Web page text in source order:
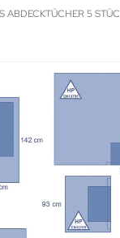
ABDECKTÜCHER 5